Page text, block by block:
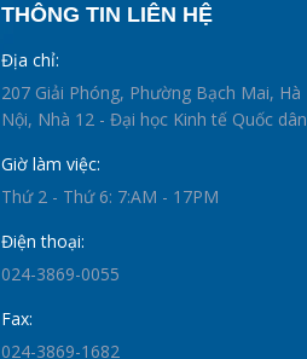
THÔNG TIN LIÊN HỆ
Địa chỉ:
207 Giải Phóng, Phường Bạch Mai, Hà
Nội, Nhà 12 - Đại học Kinh tế Quốc dân
Giờ làm việc:
Thứ 2 - Thứ 6: 7:AM - 17PM
Điện thoại:
024-3869-0055
Fax:
024-3869-1682